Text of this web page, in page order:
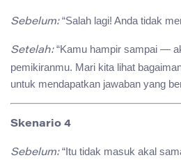
Sebelum:“Salah lagi! Anda tidak
Setelah:“Kamu hampir sampai —
pemikiranmu. Mari kita lihat
untuk mendapatkan jawaban yang
Skenario 4
Sebelum:“Itu tidak masuk akal